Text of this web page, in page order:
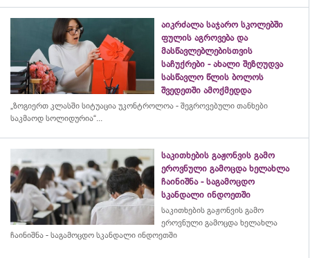
აიკრძალა საჯარო სკოლებში
ფულის აგროვება და
მასწავლებლებისთვის
საჩუქრები - ახალი შეზღუდვა
სასწავლო წლის ბოლოს
შვედეთში ამოქმედდა
„ზოგიერთ კლასში სიტუაცია უკონტროლოა - შეგროვებული თანხები
საკმაოდ სოლიდურია“...
საკითხების გაჟონვის გამო
ეროვნული გამოცდა ხელახლა
ჩაინიშნა - საგამოცდო
სკანდალი ინდოეთში
საკითხების გაჟონვის გამო
ეროვნული გამოცდა ხელახლა
ჩაინიშნა - საგამოცდო სკანდალი ინდოეთში